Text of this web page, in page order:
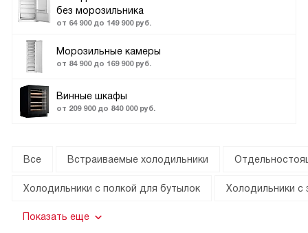
без морозильника
от 64 900 до 149 900 руб.
Морозильные камеры
от 84 900 до 169 900 руб.
Винные шкафы
от 209 900 до 840 000 руб.
Все Встраиваемые холодильники
Холодильники с полкой для бутылок Холодильники с
Показать еще